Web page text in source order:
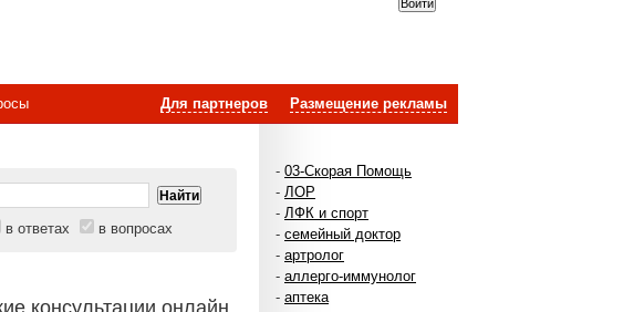
Размещение рекламы
Для партнеров
- 03-Скорая Помощь
- ЛОР
- ЛФК и спорт
- семейный доктор
- артролог
- аллерго-иммунолог
- аптека
в ответах в вопросах
консультации онлайн